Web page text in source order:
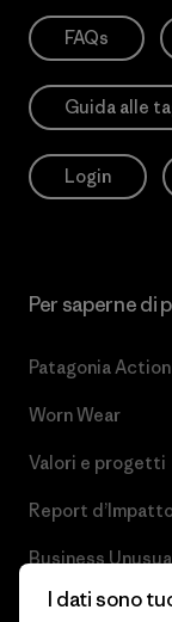
FAQs
Guida alle
Login
Per saperne di
Patagonia
Worn Wear
Valori e progetti
Report
Business
Obiettivi
I dati sono